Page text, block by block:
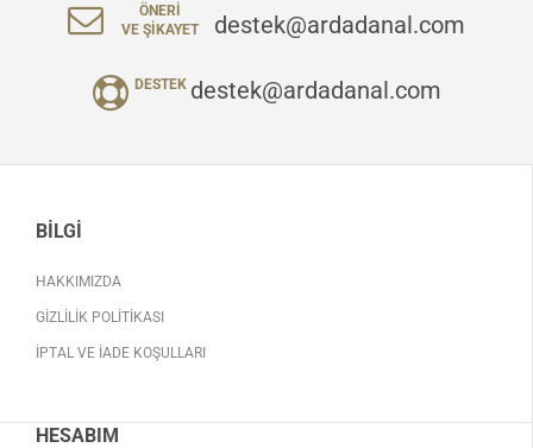
ÖNERI
VE ŞIKAYET
destek@ardadanal.com
DESTEK destek@ardadanal.com
BILGI
HAKKIMIZDA
GIZLILIK POLITIKASI
İPTAL VE İADE KOŞULLARI
HESABIM